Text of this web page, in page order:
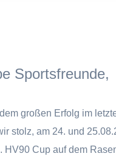
Sportsfreunde,
großen Erfolg im
stolz, am 24. und
HV90 Cup auf dem